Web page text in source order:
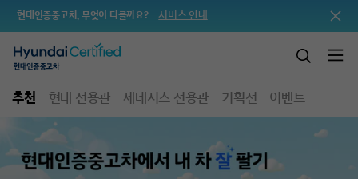
현대인증중고차, 무엇이 다를까요? 서비스 안내
추천 현대 전용관 제네시스 전용관 기획전 이벤트